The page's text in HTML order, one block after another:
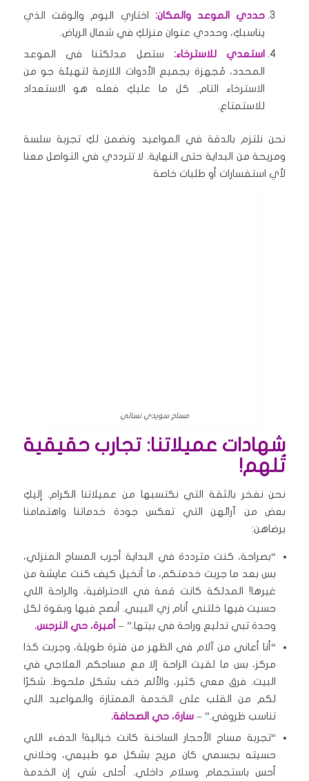
حددي الموعد والمكان: اختاري اليوم والوقت الذي
يناسبكِ، وحددي عنوان منزلكِ في شمال الرياض.
استعدي للاسترخاء:ستصل مدلكتنا في الموعد
المحدد، مُجهزة بجميع الأدوات اللازمة لتهيئة جو من
الاسترخاء التام. كل ما عليكِ فعله هو الاستعداد
للاستمتاع.
نحن نلتزم بالدقة في المواعيد ونضمن لكِ تجربة سلسة
ومريحة من البداية حتى النهاية. لا تترددي في التواصل معنا
لأي استفسارات أو طلبات خاصة
مساج سويدي نسائي
شهادات عميلاتنا: تجارب حقيقية
تُلهم!
نحن نفخر بالثقة التي نكتسبها من عميلاتنا الكرام. إليكِ
بعض من آرائهن التي تعكس جودة خدماتنا واهتمامنا
برضاهن:
“بصراحة، كنت مترددة في البداية أجرب المساج المنزلي،
بس بعد ما جربت خدمتكم، ما أتخيل كيف كنت عايشة من
غيرها! المدلكة كانت قمة في الاحترافية، والراحة اللي
حسيت فيها خلتني أنام زي البيبي. أنصح فيها وبقوة لكل
وحدة تبي تدليع وراحة في بيتها.” – أميرة، حي النرجس.
“أنا أعاني من آلام في الظهر من فترة طويلة، وجربت كذا
مركز، بس ما لقيت الراحة إلا مع مساجكم العلاجي في
البيت. فرق معي كثير، والألم خف بشكل ملحوظ. شكرًا
لكم من القلب على الخدمة الممتازة والمواعيد اللي
تناسب ظروفي.” – سارة، حي الصحافة.
“تجربة مساج الأحجار الساخنة كانت خيالية! الدفء اللي
حسيته بجسمي كان مريح بشكل مو طبيعي، وخلاني
أحس باستجمام وسلام داخلي. أحلى شي إن الخدمة